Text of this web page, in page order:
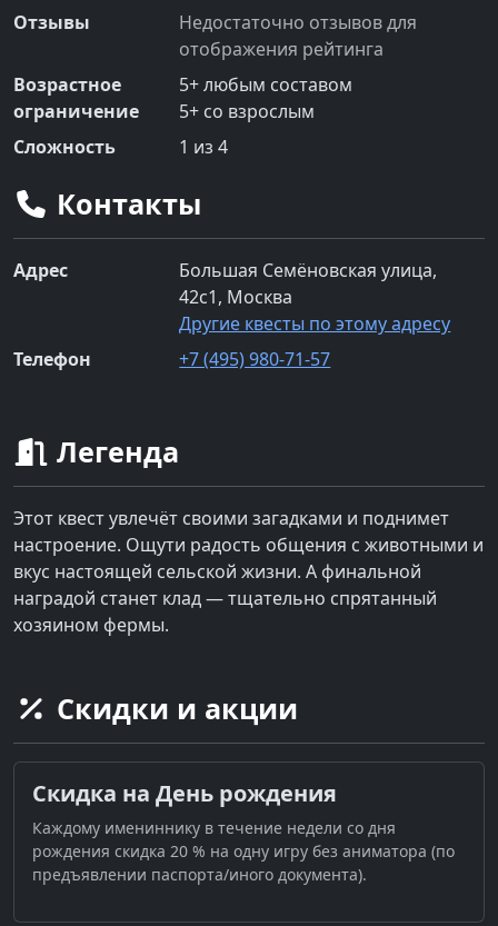
Отзывы
Недостаточно отзывов для
отображения рейтинга
Возрастное
ограничение
5+любым составом
5+ со взрослым
Сложность
1 из 4
Контакты
Адрес
Большая Семёновская улица,
42с1, Москва
Другие квесты по этому адресу
Телефон
+7 (495) 980-71-57
Легенда
Этот квест увлечёт своими загадками и поднимет
настроение. Ощути радость общения с животными и
вкус настоящей сельской жизни. А финальной
наградой станет клад — тщательно спрятанный
хозяином фермы.
Скидки и акции
Скидка на День рождения
Каждому имениннику в течение недели со дня
рождения скидка 20 % на одну игру без аниматора (по
предъявлении паспорта/иного документа).